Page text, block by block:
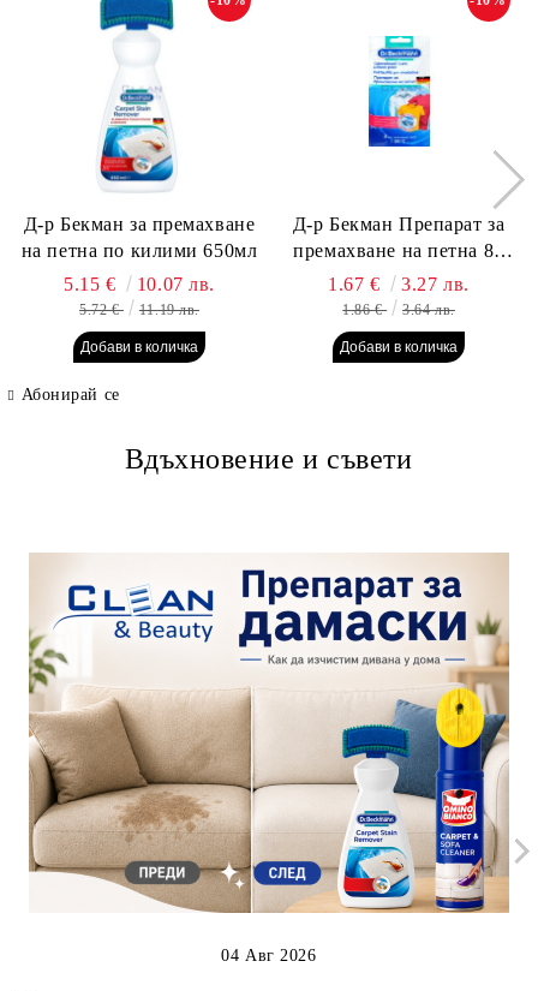
Д-р Бекман за премахване
на петна по килими 650мл
5.15 € 10.07 лв.
5.72 € 11.19 лв.
Д-р Бекман Препарат за
премахване на петна 80
гр. Пауч
1.67 € 3.27 лв.
1.86 € 3.64 лв.
Абонирай се
Вдъхновение и съвети
04 Авг 2026